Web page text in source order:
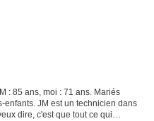
: 85 ans, moi : 71 ans. Mariés
enfants. JM est un technicien dans
dire, c'est que tout ce qui